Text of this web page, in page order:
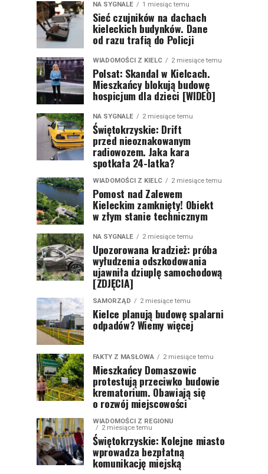
NA SYGNALE 1 miesiąc temu
Sieć czujników na dachach
kieleckich budynków. Dane
od razu trafią do Policji
WIADOMOŚCI Z KIELC 2 miesiące temu
Polsat: Skandal w Kielcach.
Mieszkańcy blokują budowę
hospicjum dla dzieci [WIDEO]
NA SYGNALE 2 miesiące temu
Świętokrzyskie: Drift
przed nieoznakowanym
radiowozem. Jaka kara
spotkała 24-latka?
WIADOMOŚCI Z KIELC 2 miesiące temu
Pomost nad Zalewem
Kieleckim zamknięty! Obiekt
w złym stanie technicznym
NA SYGNALE 2 miesiące temu
Upozorowana kradzież: próba
wyłudzenia odszkodowania
ujawniła dziuplę samochodową
[ZDJĘCIA]
SAMORZĄD 2 miesiące temu
Kielce planują budowę spalarni
odpadów? Wiemy więcej
FAKTY Z MASŁOWA 2 miesiące temu
Mieszkańcy Domaszowic
protestują przeciwko budowie
krematorium. Obawiają się
o rozwój miejscowości
WIADOMOŚCI Z REGIONU
2 miesiące temu
Świętokrzyskie: Kolejne miasto
wprowadza bezpłatną
komunikację miejską